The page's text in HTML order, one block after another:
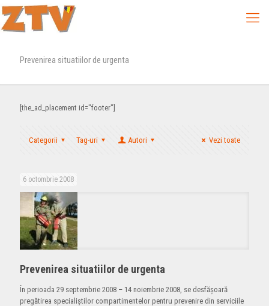
Prevenirea situatiilor de urgenta
[the_ad_placement id="footer"]
Categorii Tag-uri Autori Vezi toate
6 octombrie 2008
Prevenirea situatiilor de urgenta
În perioada 29 septembrie 2008 – 14 noiembrie 2008, se desfăşoară
pregătirea specialiştilor compartimentelor pentru prevenire din serviciile